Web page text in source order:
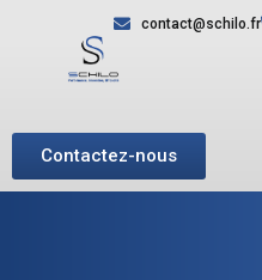
contact@schilo.fr
Contactez-nous